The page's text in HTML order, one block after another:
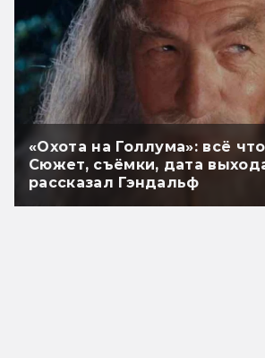
«Охота на Голлума»: всё
Сюжет, съёмки, дата
рассказал Гэндальф